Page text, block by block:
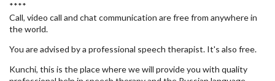
****
Call, video call and chat communication are free from anywhere in
the world.
You are advised by a professional speech therapist. It's also free.
Kunchi, this is the place where we will provide you with quality